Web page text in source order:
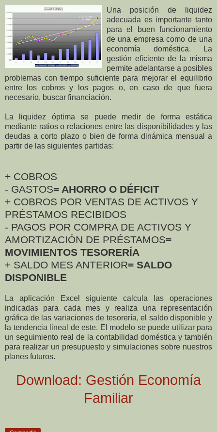
Una posición de liquidez
adecuada es importante tanto
para el buen funcionamiento
de una empresa como de una
economía doméstica. La
gestión eficiente de la misma
permite adelantarse a posibles
problemas con tiempo suficiente para mejorar el equilibrio
entre los cobros y los pagos o, en caso de que fuera
necesario, buscar financiación.
La liquidez óptima se puede medir de forma estática
mediante ratios o relaciones entre las disponibilidades y las
deudas a corto plazo o bien de forma dinámica mensual a
partir de las siguientes partidas:
+ COBROS
- GASTOS= AHORRO O DÉFICIT
+ COBROS POR VENTAS DE ACTIVOS Y
PRÉSTAMOS RECIBIDOS
- PAGOS POR COMPRA DE ACTIVOS Y
AMORTIZACIÓN DE PRÉSTAMOS=
MOVIMIENTOS TESORERÍA
+ SALDO MES ANTERIOR= SALDO
DISPONIBLE
La aplicación Excel siguiente calcula las operaciones
indicadas para cada mes y realiza una representación
gráfica de las variaciones de tesorería, el saldo disponible y
la tendencia lineal de este. El modelo se puede utilizar para
un seguimiento real de la contabilidad doméstica y también
para realizar un presupuesto y simulaciones sobre nuestros
planes futuros.
Download: Gestión Economía
Familiar